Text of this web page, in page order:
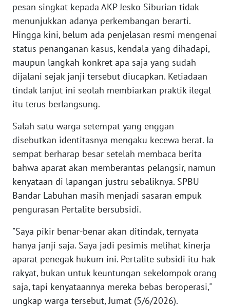
pesan singkat kepada AKP Jesko Siburian tidak
menunjukkan adanya perkembangan berarti.
Hingga kini, belum ada penjelasan resmi mengenai
status penanganan kasus, kendala yang dihadapi,
maupun langkah konkret apa saja yang sudah
dijalani sejak janji tersebut diucapkan. Ketiadaan
tindak lanjut ini seolah membiarkan praktik ilegal
itu terus berlangsung.
Salah satu warga setempat yang enggan
disebutkan identitasnya mengaku kecewa berat. Ia
sempat berharap besar setelah membaca berita
bahwa aparat akan memberantas pelangsir, namun
kenyataan di lapangan justru sebaliknya. SPBU
Bandar Labuhan masih menjadi sasaran empuk
pengurasan Pertalite bersubsidi.
"Saya pikir benar-benar akan ditindak, ternyata
hanya janji saja. Saya jadi pesimis melihat kinerja
aparat penegak hukum ini. Pertalite subsidi itu hak
rakyat, bukan untuk keuntungan sekelompok orang
saja, tapi kenyataannya mereka bebas beroperasi,"
ungkap warga tersebut, Jumat (5/6/2026).
RIAU
WN
SERAMBI
WN
JAMBI
WN
SULTRA
WN
NTB
WN
SULTENG
WN
SULBAR
BABEL